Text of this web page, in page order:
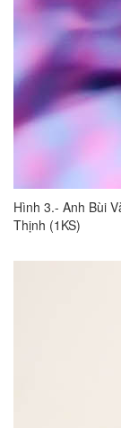
Hình 3.- Anh Bùi
Thịnh (1KS)